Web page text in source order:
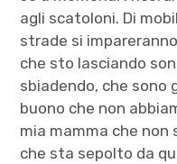
agli scatoloni. Di
strade si
che sto lasciando
sbiadendo, che sono
buono che non
mia mamma che non
che sta sepolto da